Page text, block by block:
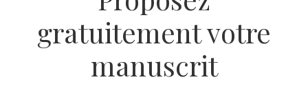
gratuitement votre
manuscrit